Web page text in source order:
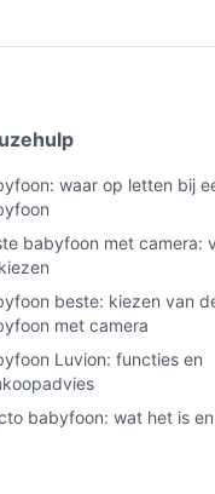
waar op letten bij
babyfoon met camera:
beste: kiezen van
met camera
Luvion: functies en
babyfoon: wat het is